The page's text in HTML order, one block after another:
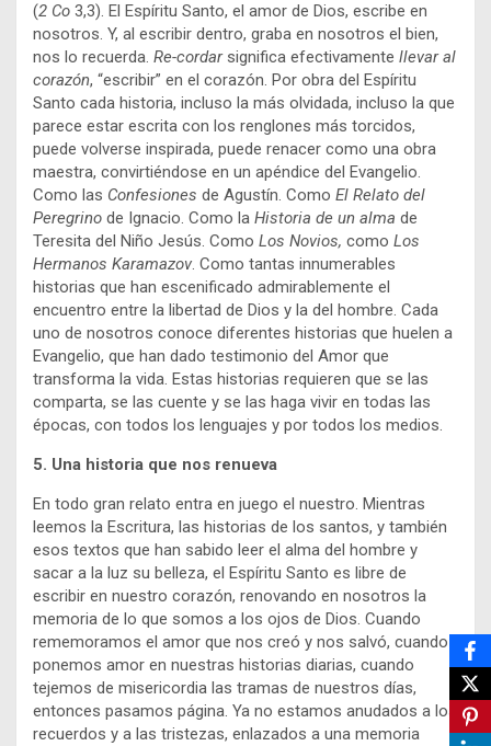
(2 Co 3,3). El Espíritu Santo, el amor de Dios, escribe en
nosotros. Y, al escribir dentro, graba en nosotros el bien,
nos lo recuerda. Re-cordarsignifica efectivamente llevar al
corazón, “escribir” en el corazón. Por obra del Espíritu
Santo cada historia, incluso la más olvidada, incluso la que
parece estar escrita con los renglones más torcidos,
puede volverse inspirada, puede renacer como una obra
maestra, convirtiéndose en un apéndice del Evangelio.
Como las Confesiones de Agustín. Como El Relato del
Peregrino de Ignacio. Como la Historia de un alma de
Teresita del Niño Jesús. Como Los Novios, como Los
Hermanos Karamazov. Como tantas innumerables
historias que han escenificado admirablemente el
encuentro entre la libertad de Dios y la del hombre. Cada
uno de nosotros conoce diferentes historias que huelen a
Evangelio, que han dado testimonio del Amor que
transforma la vida. Estas historias requieren que se las
comparta, se las cuente y se las haga vivir en todas las
épocas, con todos los lenguajes y por todos los medios.
5. Una historia que nos renueva
En todo gran relato entra en juego el nuestro. Mientras
leemos la Escritura, las historias de los santos, y también
esos textos que han sabido leer el alma del hombre y
sacar a la luz su belleza, el Espíritu Santo es libre de
escribir en nuestro corazón, renovando en nosotros la
memoria de lo que somos a los ojos de Dios. Cuando
rememoramos el amor que nos creó y nos salvó, cuando
ponemos amor en nuestras historias diarias, cuando
tejemos de misericordia las tramas de nuestros días,
entonces pasamos página. Ya no estamos anudados a los
recuerdos y a las tristezas, enlazados a una memoria